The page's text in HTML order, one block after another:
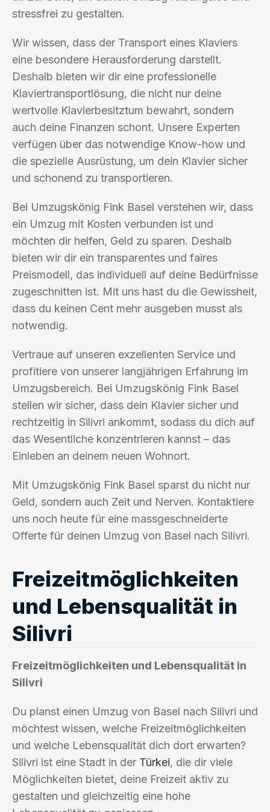
stressfrei zu gestalten.
Wir wissen, dass der Transport eines Klaviers
eine besondere Herausforderung darstellt.
Deshalb bieten wir dir eine professionelle
Klaviertransportlösung, die nicht nur deine
wertvolle Klavierbesitztum bewahrt, sondern
auch deine Finanzen schont. Unsere Experten
verfügen über das notwendige Know-how und
die spezielle Ausrüstung, um dein Klavier sicher
und schonend zu transportieren.
Bei Umzugskönig Fink Basel verstehen wir, dass
ein Umzug mit Kosten verbunden ist und
möchten dir helfen, Geld zu sparen. Deshalb
bieten wir dir ein transparentes und faires
Preismodell, das individuell auf deine Bedürfnisse
zugeschnitten ist. Mit uns hast du die Gewissheit,
dass du keinen Cent mehr ausgeben musst als
notwendig.
Vertraue auf unseren exzellenten Service und
profitiere von unserer langjährigen Erfahrung im
Umzugsbereich. Bei Umzugskönig Fink Basel
stellen wir sicher, dass dein Klavier sicher und
rechtzeitig in Silivri ankommt, sodass du dich auf
das Wesentliche konzentrieren kannst – das
Einleben an deinem neuen Wohnort.
Mit Umzugskönig Fink Basel sparst du nicht nur
Geld, sondern auch Zeit und Nerven. Kontaktiere
uns noch heute für eine massgeschneiderte
Offerte für deinen Umzug von Basel nach Silivri.
Freizeitmöglichkeiten
und Lebensqualität in
Silivri
Freizeitmöglichkeiten und Lebensqualität in
Silivri
Du planst einen Umzug von Basel nach Silivri und
möchtest wissen, welche Freizeitmöglichkeiten
und welche Lebensqualität dich dort erwarten?
Silivri ist eine Stadt in der Türkei, die dir viele
Möglichkeiten bietet, deine Freizeit aktiv zu
gestalten und gleichzeitig eine hohe